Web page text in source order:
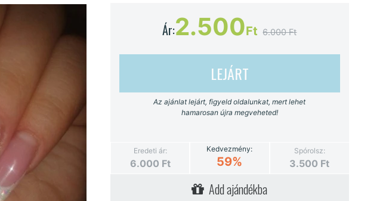
Ár:2.500Ft 6.000 Ft
LEJÁRT
Az ajánlat lejárt, figyeld oldalunkat, mert lehet
hamarosan újra megveheted!
Eredeti ár:
6.000 Ft
Kedvezmény:
59%
Spórolsz:
3.500 Ft
Add ajándékba